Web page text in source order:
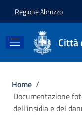
Regione Abruzzo
Città
Briciole di
Home /
Documentazione
dell'insidia e del